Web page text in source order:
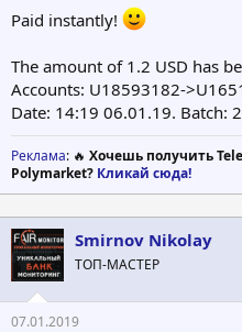
Paid instantly!
The amount of 1.2 USD has
Accounts: U18593182-
Date: 14:19 06.01.19. Batch:
Реклама: 🔥 Хочешь получить
Polymarket? Кликай сюда!
Smirnov Nikolay
ТОП-МАСТЕР
07.01.2019